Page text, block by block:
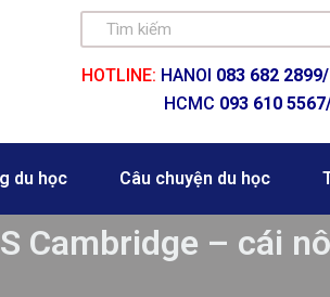
HOTLINE: HANOI 083 682 2899/
HCMC 093 610
du học Câu chuyện du học
Cambridge – cái